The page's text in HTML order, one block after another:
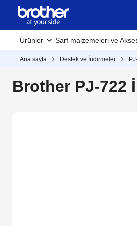
Ürünler Sarf malzemeleri ve
Ana sayfa Destek ve İndirmeler
Brother PJ-722